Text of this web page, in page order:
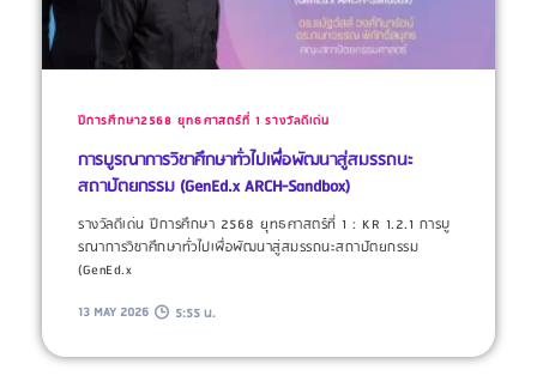
ปีการศึกษา2568 ยุทธศาสตร์ที่ 1 รางวัลดีเด่น
การบูรณาการวิชาศึกษาทั่วไปเพื่อพัฒนาสู่สมรรถนะ
สถาปัตยกรรม (GenEd.x ARCH-Sandbox)
รางวัลดีเด่น ปีการศึกษา 2568 ยุทธศาสตร์ที่ 1 : KR 1.2.1 การบู
รณาการวิชาศึกษาทั่วไปเพื่อพัฒนาสู่สมรรถนะสถาปัตยกรรม
(GenEd.x
13 MAY 2026 5:55 น.